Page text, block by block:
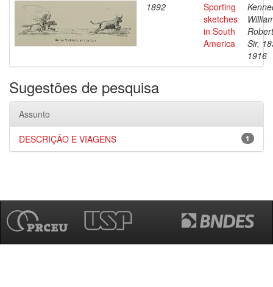
1892
Sporting
sketches
in South
America
Sir,
1916
Sugestões de pesquisa
Assunto
1
DESCRIÇÃO E VIAGENS